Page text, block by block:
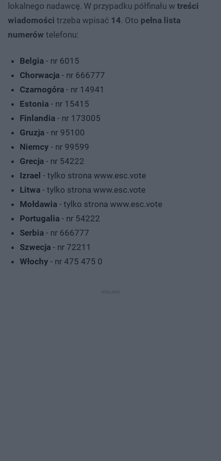
lokalnego nadawcę. W przypadku półfinału w treści
wiadomości trzeba wpisać 14. Oto pełna lista
numerów telefonu:
Belgia - nr 6015
Chorwacja - nr 666777
Czarnogóra - nr 14941
Estonia - nr 15415
Finlandia - nr 173005
Gruzja - nr 95100
Niemcy - nr 99599
Grecja - nr 54222
Izrael - tylko strona www.esc.vote
Litwa - tylko strona www.esc.vote
Mołdawia - tylko strona www.esc.vote
Portugalia - nr 54222
Serbia - nr 666777
Szwecja - nr 72211
Włochy - nr 475 475 0